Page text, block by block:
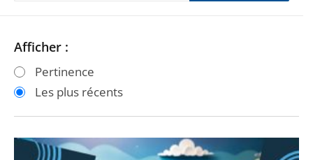
Passer
les
filtres
après
Passer
les
filtres
avant
Afficher :
Pertinence
Les plus récents
[Revoir]